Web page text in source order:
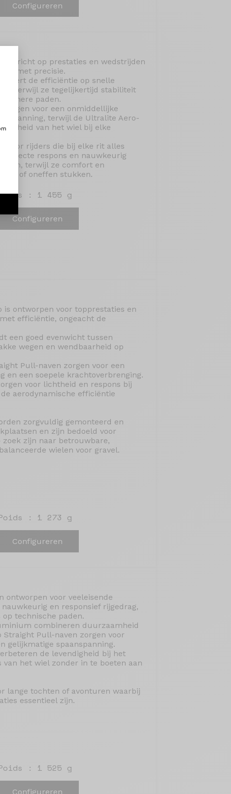
uw opties
Configureren
gericht op prestaties en wedstrijden
met precisie.
de efficiëntie op snelle
terwijl ze tegelijkertijd stabiliteit
paden.
zorgen voor een onmiddellijke
spanning, terwijl de Ultralite Aero-
stijfheid van het wiel bij elke
voor rijders die bij elke rit alles
directe respons en nauwkeurig
terwijl ze comfort en
of oneffen stukken.
: 1 455 g
Configureren
is ontworpen voor topprestaties en
efficiëntie, ongeacht de
een goed evenwicht tussen
wegen en wendbaarheid op
Pull-naven zorgen voor een
en een soepele krachtoverbrenging.
voor lichtheid en respons bij
aerodynamische efficiëntie
zorgvuldig gemonteerd en
en zijn bedoeld voor
zijn naar betrouwbare,
wielen voor gravel.
: 1 273 g
Configureren
ontworpen voor veeleisende
en responsief rijgedrag,
technische paden.
combineren duurzaamheid
Pull-naven zorgen voor
gelijkmatige spaanspanning.
de levendigheid bij het
van het wiel zonder in te boeten aan
lange tochten of avonturen waarbij
essentieel zijn.
: 1 525 g
Configureren